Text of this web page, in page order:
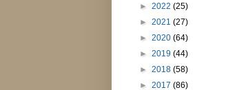
► 2022 (25)
► 2021 (27)
► 2020 (64)
► 2019 (44)
► 2018 (58)
► 2017 (86)